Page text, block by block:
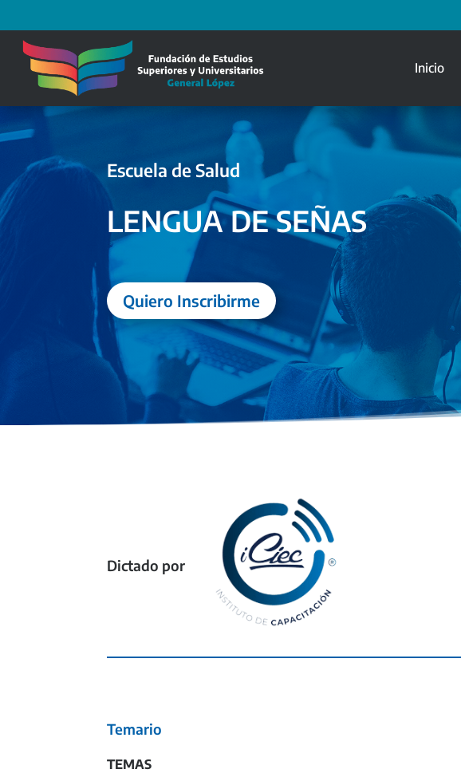
Inicio
Escuela de Salud
LENGUA DE SEÑAS
Quiero Inscribirme
Dictado por
Temario
TEMAS